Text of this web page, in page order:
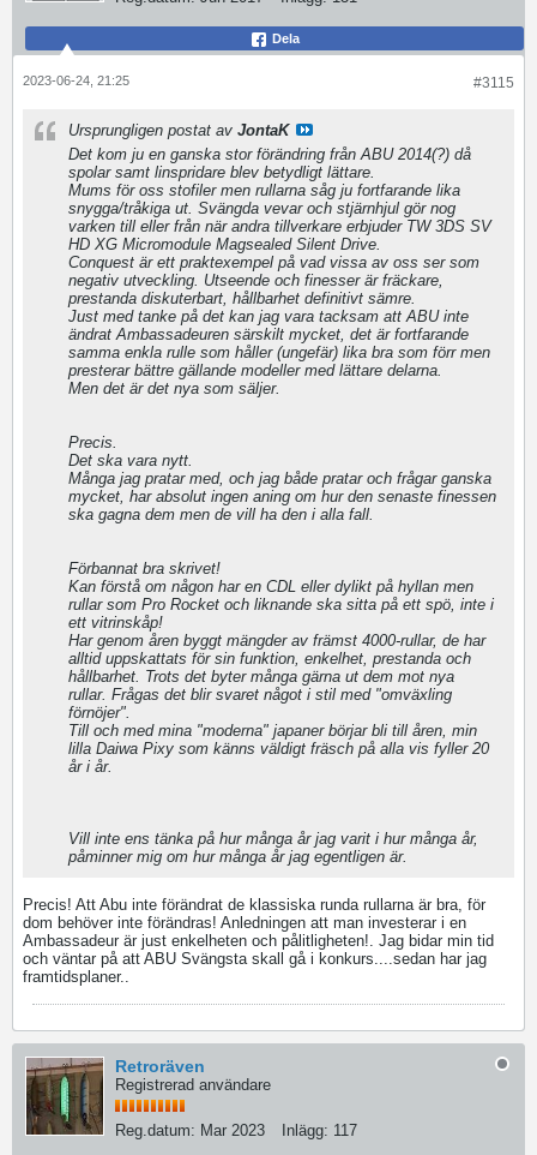
Dela
#3115
2023-06-24, 21:25
Ursprungligen postat av JontaK
Det kom ju en ganska stor förändring från ABU 2014(?) då
spolar samt linspridare blev betydligt lättare.
Mums för oss stofiler men rullarna såg ju fortfarande lika
snygga/tråkiga ut. Svängda vevar och stjärnhjul gör nog
varken till eller från när andra tillverkare erbjuder TW 3DS SV
HD XG Micromodule Magsealed Silent Drive.
Conquest är ett praktexempel på vad vissa av oss ser som
negativ utveckling. Utseende och finesser är fräckare,
prestanda diskuterbart, hållbarhet definitivt sämre.
Just med tanke på det kan jag vara tacksam att ABU inte
ändrat Ambassadeuren särskilt mycket, det är fortfarande
samma enkla rulle som håller (ungefär) lika bra som förr men
presterar bättre gällande modeller med lättare delarna.
Men det är det nya som säljer.
Precis.
Det ska vara nytt.
Många jag pratar med, och jag både pratar och frågar ganska
mycket, har absolut ingen aning om hur den senaste finessen
ska gagna dem men de vill ha den i alla fall.
Förbannat bra skrivet!
Kan förstå om någon har en CDL eller dylikt på hyllan men
rullar som Pro Rocket och liknande ska sitta på ett spö, inte i
ett vitrinskåp!
Har genom åren byggt mängder av främst 4000-rullar, de har
alltid uppskattats för sin funktion, enkelhet, prestanda och
hållbarhet. Trots det byter många gärna ut dem mot nya
rullar. Frågas det blir svaret något i stil med "omväxling
förnöjer".
Till och med mina "moderna" japaner börjar bli till åren, min
lilla Daiwa Pixy som känns väldigt fräsch på alla vis fyller 20
år i år.
Vill inte ens tänka på hur många år jag varit i hur många år,
påminner mig om hur många år jag egentligen är.
Precis! Att Abu inte förändrat de klassiska runda rullarna är bra, för
dom behöver inte förändras! Anledningen att man investerar i en
Ambassadeur är just enkelheten och pålitligheten!. Jag bidar min tid
och väntar på att ABU Svängsta skall gå i konkurs....sedan har jag
framtidsplaner..
Retroräven
Registrerad användare
Reg.datum: Mar 2023 Inlägg: 117